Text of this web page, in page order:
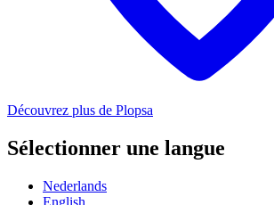
Découvrez plus de Plopsa
Sélectionner une langue
Nederlands
English